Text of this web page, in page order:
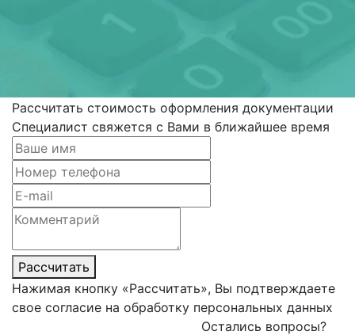
Рассчитать стоимость оформления документации
Специалист свяжется с Вами в ближайшее время
Рассчитать
Нажимая кнопку «Рассчитать», Вы подтверждаете
свое согласие на обработку персональных данных
Остались вопросы?